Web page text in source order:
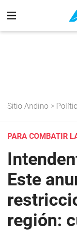
Sitio Andino >
PARA COMBATIR
Este
región: